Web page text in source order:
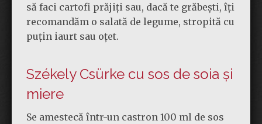
să faci cartofi prăjiți sau, dacă te grăbești, îți
recomandăm o salată de legume, stropită cu
puțin iaurt sau oțet.
Székely Csürke cu sos de soia și
miere
Se amestecă într-un castron 100 ml de sos